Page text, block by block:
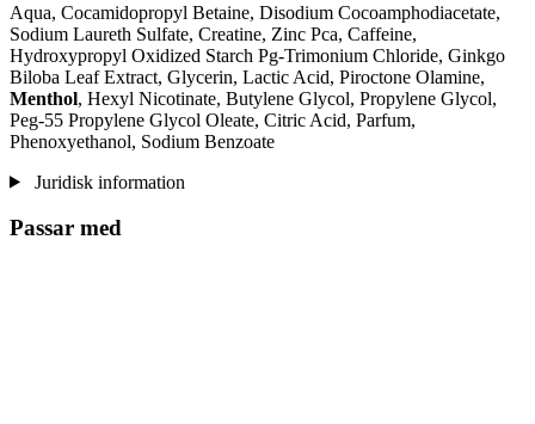
Aqua, Cocamidopropyl Betaine, Disodium Cocoamphodiacetate,
Sodium Laureth Sulfate, Creatine, Zinc Pca, Caffeine,
Hydroxypropyl Oxidized Starch Pg-Trimonium Chloride, Ginkgo
Biloba Leaf Extract, Glycerin, Lactic Acid, Piroctone Olamine,
Menthol, Hexyl Nicotinate, Butylene Glycol, Propylene Glycol,
Peg-55 Propylene Glycol Oleate, Citric Acid, Parfum,
Phenoxyethanol, Sodium Benzoate
Juridisk information
Passar med